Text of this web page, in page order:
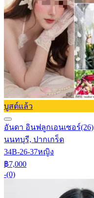
บูสต์แล้ว
อันดา อินฟลูกเอนเซอร์(26)
นนทบุรี, ปากเกร็ด
34B-26-37หญิง
฿7,000
-(0)